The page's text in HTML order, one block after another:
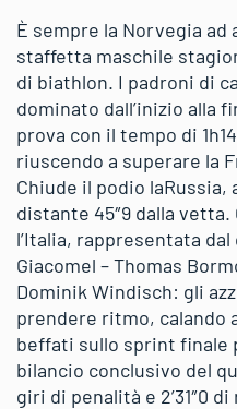
È sempre la Norvegia
staffetta maschile
di biathlon. I padroni di
dominato dall’inizio alla
prova con il tempo di
riuscendo a superare la
Chiude il podio laRussia,
distante 45″9 dalla
l’Italia, rappresentata
Giacomel – Thomas
Dominik Windisch: gli
prendere ritmo, calando
beffati sullo sprint finale
bilancio conclusivo del
giri di penalità e 2’31″0